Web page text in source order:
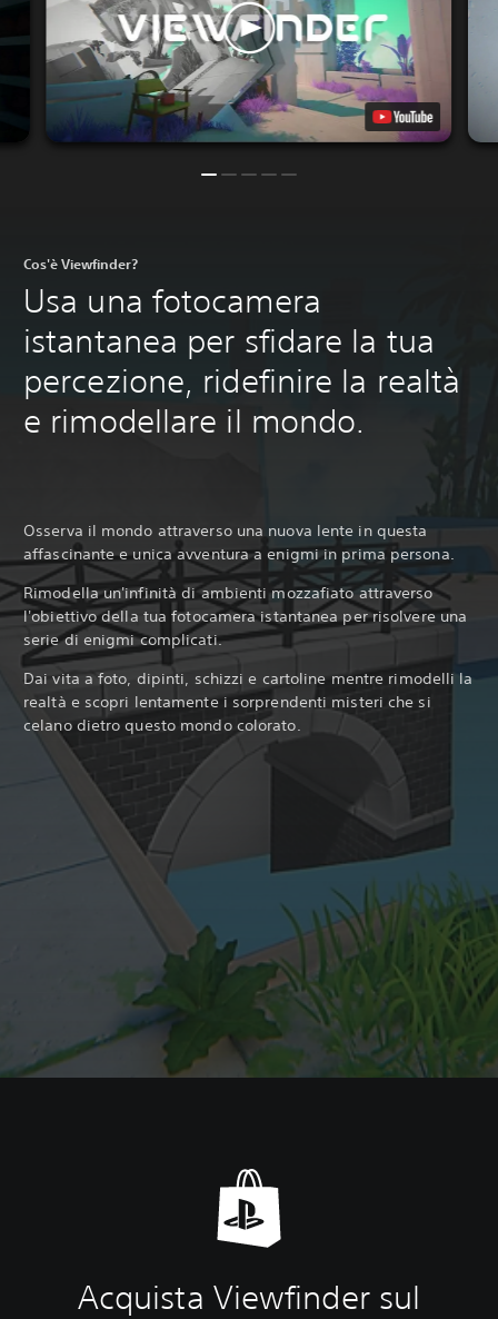
Cos'è Viewfinder?
Usa una fotocamera
istantanea per sfidare la tua
percezione, ridefinire la realtà
e rimodellare il mondo.
Osserva il mondo attraverso una nuova lente in questa
affascinante e unica avventura a enigmi in prima persona.
Rimodella un'infinità di ambienti mozzafiato attraverso
l'obiettivo della tua fotocamera istantanea per risolvere una
serie di enigmi complicati.
Dai vita a foto, dipinti, schizzi e cartoline mentre rimodelli la
realtà e scopri lentamente i sorprendenti misteri che si
celano dietro questo mondo colorato.
Acquista Viewfinder sul